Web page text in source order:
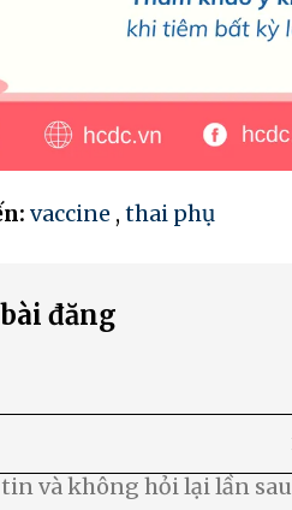
vaccine , thai phụ
đăng
và không hỏi lại lần sau